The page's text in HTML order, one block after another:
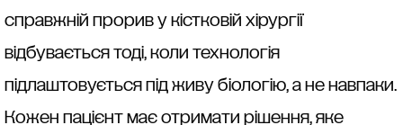
справжній прорив у кістковій хірургії
відбувається тоді, коли технологія
підлаштовується під живу біологію, а не навпаки.
Кожен пацієнт має отримати рішення, яке